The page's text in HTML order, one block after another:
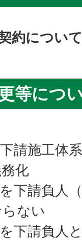
約につい
等につ
請施工体
化
下請負人
ない
下請負人